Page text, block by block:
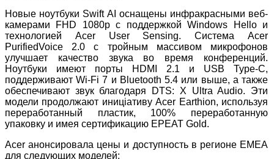
Новые ноутбуки Swift AI оснащены инфракрасными веб-
камерами FHD 1080p с поддержкой Windows Hello и
технологией Acer User Sensing. Система Acer
PurifiedVoice 2.0 с тройным массивом микрофонов
улучшает качество звука во время конференций.
Ноутбуки имеют порты HDMI 2.1 и USB Type-C,
поддерживают Wi-Fi 7 и Bluetooth 5.4 или выше, а также
обеспечивают звук благодаря DTS: X Ultra Audio. Эти
модели продолжают иниціативу Acer Earthion, используя
переработанный пластик, 100% переработанную
упаковку и имея сертификацию EPEAT Gold.
Acer анонсировала цены и доступность в регионе EMEA
для следующих моделей: